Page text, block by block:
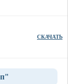
СКАЧАТЬ